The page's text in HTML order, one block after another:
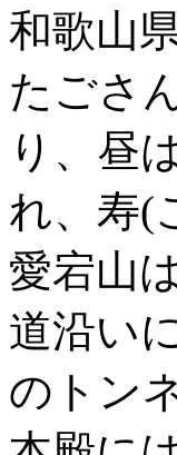
和歌山
たごさ
り、昼
れ、寿(
愛宕山
道沿い
のトン